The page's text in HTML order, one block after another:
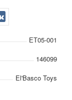
ЕТ05-001
146099
El'Basco Toys